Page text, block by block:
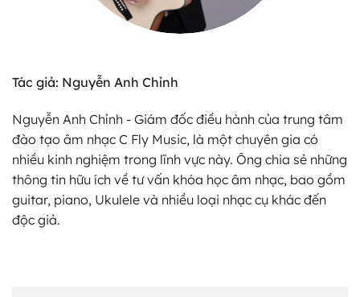
Tác giả: Nguyễn Anh Chỉnh
Nguyễn Anh Chỉnh - Giám đốc điều hành của trung tâm
đào tạo âm nhạc C Fly Music, là một chuyên gia có
nhiều kinh nghiệm trong lĩnh vực này. Ông chia sẻ những
thông tin hữu ích về tư vấn khóa học âm nhạc, bao gồm
guitar, piano, Ukulele và nhiều loại nhạc cụ khác đến
độc giả.